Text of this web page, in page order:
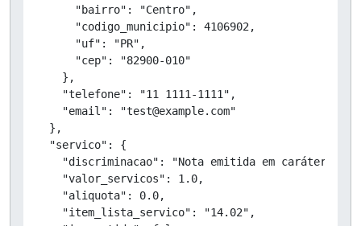
      "bairro": "Centro",
      "codigo_municipio": 4106902,
      "uf": "PR",
      "cep": "82900-010"
    },
    "telefone": "11 1111-1111",
    "email": "test@example.com"
  },
  "servico": {
"discriminacao": "Nota emitida em caráter de
    "valor_servicos": 1.0,
    "aliquota": 0.0,
    "item_lista_servico": "14.02",